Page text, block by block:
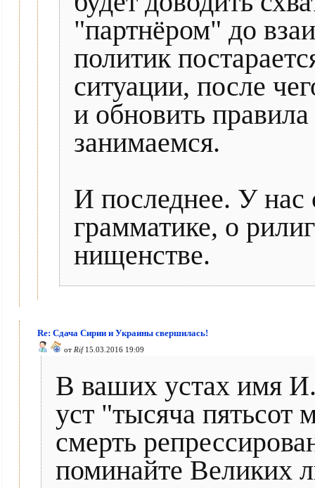
"партнёром" до
политик
ситуации, после
и обновить
занимаемся.
И последнее. У нас
грамматике, о
нищенстве.
Re: Сдача Сирии и Украины свершилась!
от Rif15.03.2016 19:09
В ваших устах имя
уст "тысяча пятьсот
смерть
поминайте Великих